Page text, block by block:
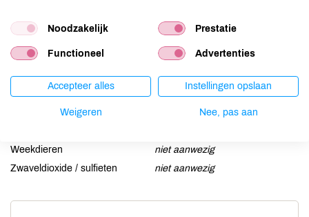
Mosterd
niet aanwezig
Schaaldieren
niet aanwezig
Selderij
niet aanwezig
Sesam
niet aanwezig
niet aanwezig
Weekdieren
niet aanwezig
Zwaveldioxide / sulfieten
niet aanwezig
Noodzakelijk Prestatie
Functioneel Advertenties
Accepteer alles Instellingen opslaan
Weigeren Nee, pas aan